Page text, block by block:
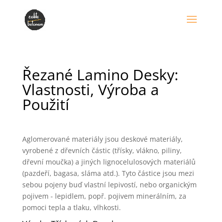
Řezané Lamino Desky:
Vlastnosti, Výroba a
Použití
Aglomerované materiály jsou deskové materiály,
vyrobené z dřevních částic (třísky, vlákno, piliny,
dřevní moučka) a jiných lignocelulosových materiálů
(pazdeří, bagasa, sláma atd.). Tyto částice jsou mezi
sebou pojeny buď vlastní lepivostí, nebo organickým
pojivem - lepidlem, popř. pojivem minerálním, za
pomoci tepla a tlaku, vlhkosti.